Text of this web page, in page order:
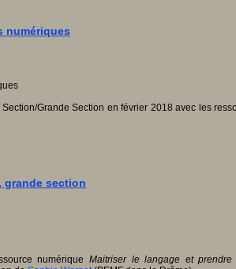
numériques
Grande Section en février 2018 avec les
grande section
numérique Maitriser le langage et